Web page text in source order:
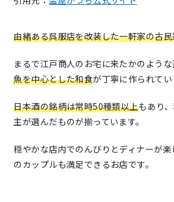
由緒ある呉服店を改装した一軒家の古
まるで江戸商人のお宅に来たかのような
魚を中心とした和食が丁寧に作られてい
日本酒の銘柄は常時50種類以上もあり
主が選んだものが揃っています。
穏やかな店内でのんびりとディナーが
のカップルも満足できるお店です。